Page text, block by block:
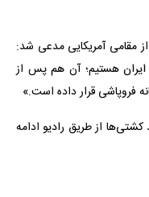
مقامی آمریکایی مدعی شد:
هستیم؛ آن هم پس از
فروپاشی قرار داده است.»
از طریق رادیو ادامه